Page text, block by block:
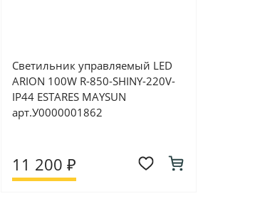
Светильник управляемый LED
ARION 100W R-850-SHINY-220V-
IP44 ESTARES MAYSUN
арт.У0000001862
11 200 ₽